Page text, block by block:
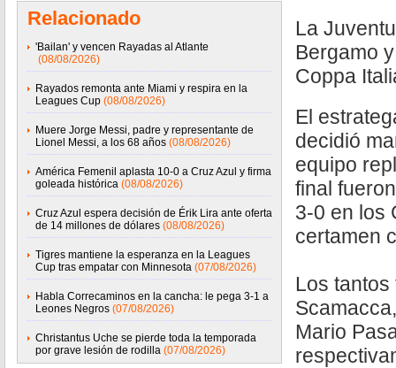
Relacionado
'Bailan' y vencen Rayadas al Atlante
(08/08/2026)
Rayados remonta ante Miami y respira en la
Leagues Cup (08/08/2026)
Muere Jorge Messi, padre y representante de
Lionel Messi, a los 68 años (08/08/2026)
América Femenil aplasta 10-0 a Cruz Azul y firma
goleada histórica (08/08/2026)
Cruz Azul espera decisión de Érik Lira ante oferta
de 14 millones de dólares (08/08/2026)
Tigres mantiene la esperanza en la Leagues
Cup tras empatar con Minnesota (07/08/2026)
Habla Correcaminos en la cancha: le pega 3-1 a
Leones Negros (07/08/2026)
Christantus Uche se pierde toda la temporada
por grave lesión de rodilla (07/08/2026)
La
Bergamo
Coppa
El
decidió
equipo
final
3-0 en los
certamen
Los
Mario